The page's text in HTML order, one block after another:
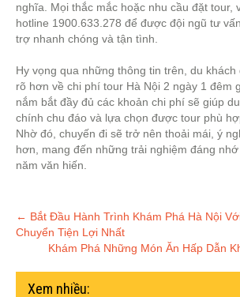
nghĩa. Mọi thắc mắc hoặc nhu cầu đặt tour,
hotline 1900.633.278 để được đội ngũ tư
trợ nhanh chóng và tận tình.
Hy vọng qua những thông tin trên, du khách
rõ hơn về chi phí tour Hà Nội 2 ngày 1 đêm
nắm bắt đầy đủ các khoản chi phí sẽ giúp
chính chu đáo và lựa chọn được tour phù
Nhờ đó, chuyến đi sẽ trở nên thoải mái, ý
hơn, mang đến những trải nghiệm đáng
năm văn hiến.
Post
navigation
← Bắt Đầu Hành Trình Khám Phá Hà Nội
Chuyển Tiện Lợi Nhất
Khám Phá Những Món Ăn Hấp Dẫn
Xem nhiều: